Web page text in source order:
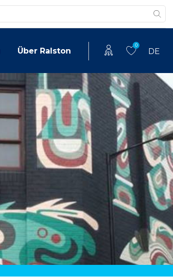
Über Ralston
0
DE